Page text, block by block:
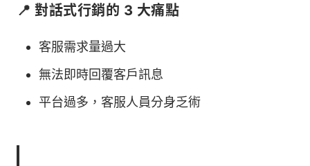
📍 對話式行銷的 3 大痛點
客服需求量過大
無法即時回覆客戶訊息
平台過多，客服人員分身乏術